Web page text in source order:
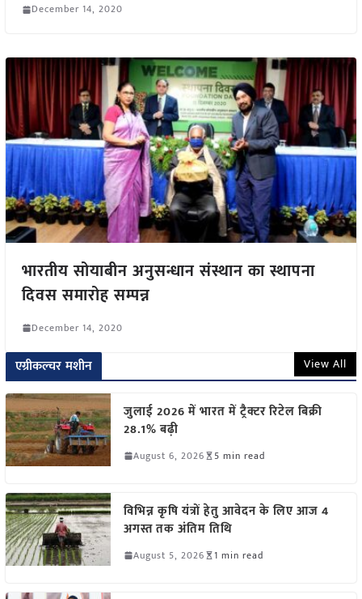
December 14, 2020
भारतीय सोयाबीन अनुसन्धान संस्थान का स्थापना
दिवस समारोह सम्पन्न
December 14, 2020
एग्रीकल्चर मशीन View All
जुलाई 2026 में भारत में ट्रैक्टर रिटेल बिक्री
28.1% बढ़ी
August 6, 2026 5 min read
विभिन्न कृषि यंत्रों हेतु आवेदन के लिए आज 4
अगस्त तक अंतिम तिथि
August 5, 2026 1 min read